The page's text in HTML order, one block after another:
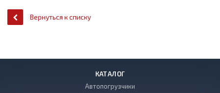
Вернуться к списку
КАТАЛОГ
Автопогрузчики